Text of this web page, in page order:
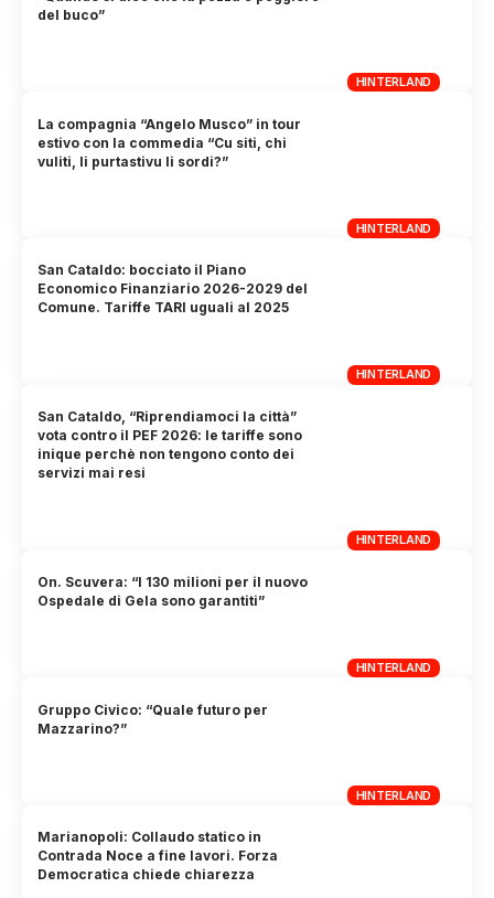
HINTERLAND
del buco”
HINTERLAND
La compagnia “Angelo Musco” in tour
estivo con la commedia “Cu siti, chi
vuliti, li purtastivu li sordi?”
HINTERLAND
San Cataldo: bocciato il Piano
Economico Finanziario 2026-2029 del
Comune. Tariffe TARI uguali al 2025
HINTERLAND
San Cataldo, “Riprendiamoci la città”
vota contro il PEF 2026: le tariffe sono
inique perchè non tengono conto dei
servizi mai resi
HINTERLAND
On. Scuvera: “I 130 milioni per il nuovo
Ospedale di Gela sono garantiti”
HINTERLAND
Gruppo Civico: “Quale futuro per
Mazzarino?”
Marianopoli: Collaudo statico in
Contrada Noce a fine lavori. Forza
Democratica chiede chiarezza